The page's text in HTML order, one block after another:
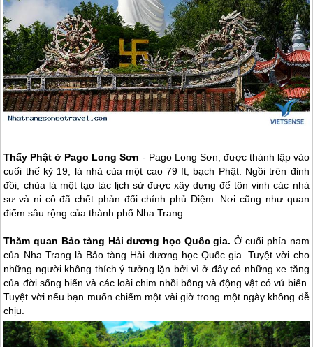
Thấy Phật ở Pago Long Sơn - Pago Long Sơn, được thành lập vào
cuối thế kỷ 19, là nhà của một cao 79 ft, bạch Phật. Ngồi trên đỉnh
đồi, chùa là một tạo tác lịch sử được xây dựng để tôn vinh các nhà
sư và ni cô đã chết phản đối chính phủ Diệm. Nơi cũng như quan
điểm sâu rộng của thành phố Nha Trang
Thăm quan Bảo tàng Hải dương học Quốc gia. Ở cuối phía nam
của Nha Trang là Bảo tàng Hải dương học Quốc gia. Tuyệt vời cho
những người không thích ý tưởng lặn bởi vì ở đây có những xe tăng
của đời sống biển và các loài chim nhồi bông và động vật có vú biển.
Tuyệt vời nếu bạn muốn chiếm một vài giờ trong một ngày không dễ
chịu.